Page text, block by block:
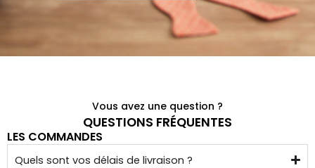
qualit
quelq
kilom
Vous avez une question ?
QUESTIONS FRÉQUENTES
LES COMMANDES
Quels sont vos délais de livraison ?